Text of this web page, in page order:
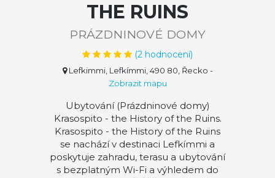
THE RUINS
PRÁZDNINOVÉ DOMY
(2 hodnocení)
Lefkimmi, Lefkímmi, 490 80, Řecko -
Zobrazit mapu
Ubytování (Prázdninové domy)
Krasospito - the History of the Ruins.
Krasospito - the History of the Ruins
se nachází v destinaci Lefkímmi a
poskytuje zahradu, terasu a ubytování
s bezplatným Wi-Fi a výhledem do